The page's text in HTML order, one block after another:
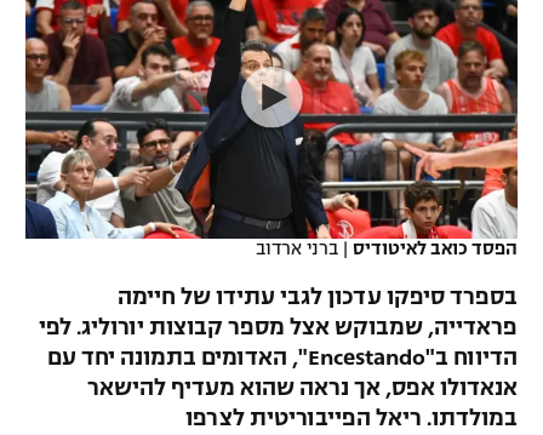
VOD
רץ ברשת
תוצאות
לוח שידורים
ברחבה
נבחרת ישראל
מכבי חיפה
בית"ר ירושלים
מכבי תל אביב
הפועל חיפה
הפועל באר שבע
ליגה ספרדית
ליגה איטלקית
ליגה צרפתית
ליגה הולנדית
ליגה טורקית
ליגה סינית
ליגה ברזילאית
כדורסל נשים
מכבי תל אביב
הפועל חולון
הפועל ירושלים
דני אבדיה
יורוליג
יורוקאפ
טניס
כדוריד
כדורעף
שחייה
ג'ודו
אגרוף
ספורט אולימפי
הפסד כואב לאיטודיס | ברני ארדוב
בספרד סיפקו עדכון לגבי עתידו של חיימה
פראדייה, שמבוקש אצל מספר קבוצות יורוליג. לפי
הדיווח ב"Encestando", האדומים בתמונה יחד עם
אנאדולו אפס, אך נראה שהוא מעדיף להישאר
במולדתו. ריאל הפייבוריטית לצרפו